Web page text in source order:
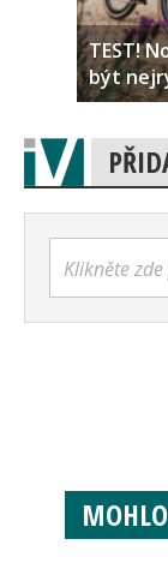
TEST!
být
Klikněte